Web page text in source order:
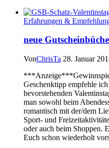
Erfahrungen &
neue
VonChrisTa 28. Januar
Geschenktipp empfehle
bevorstehenden
man sowohl beim
romantisch mit der/dem
Sport- und
oder auch beim Shoppen.
Euch schon wiederholt